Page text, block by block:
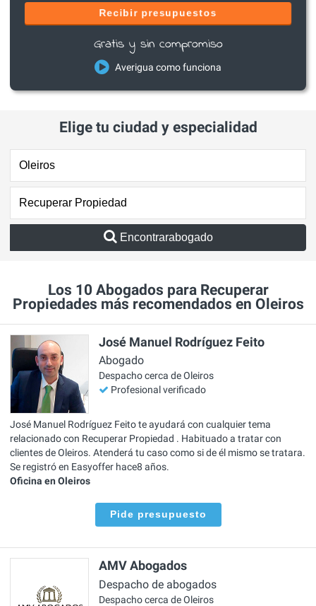
Recibir presupuestos
Gratis y sin compromiso
Averigua como funciona
Elige tu ciudad y especialidad
Encontrarabogado
Los 10 Abogados para Recuperar
Propiedades más recomendados en Oleiros
José Manuel Rodríguez Feito
Abogado
Despacho cerca de Oleiros
Profesional verificado
José Manuel Rodríguez Feito te ayudará con cualquier tema
relacionado con Recuperar Propiedad . Habituado a tratar con
clientes de Oleiros. Atenderá tu caso como si de él mismo se tratara.
Se registró en Easyoffer hace8 años.
Oficina en Oleiros
Pide presupuesto
AMV Abogados
Despacho de abogados
Despacho cerca de Oleiros